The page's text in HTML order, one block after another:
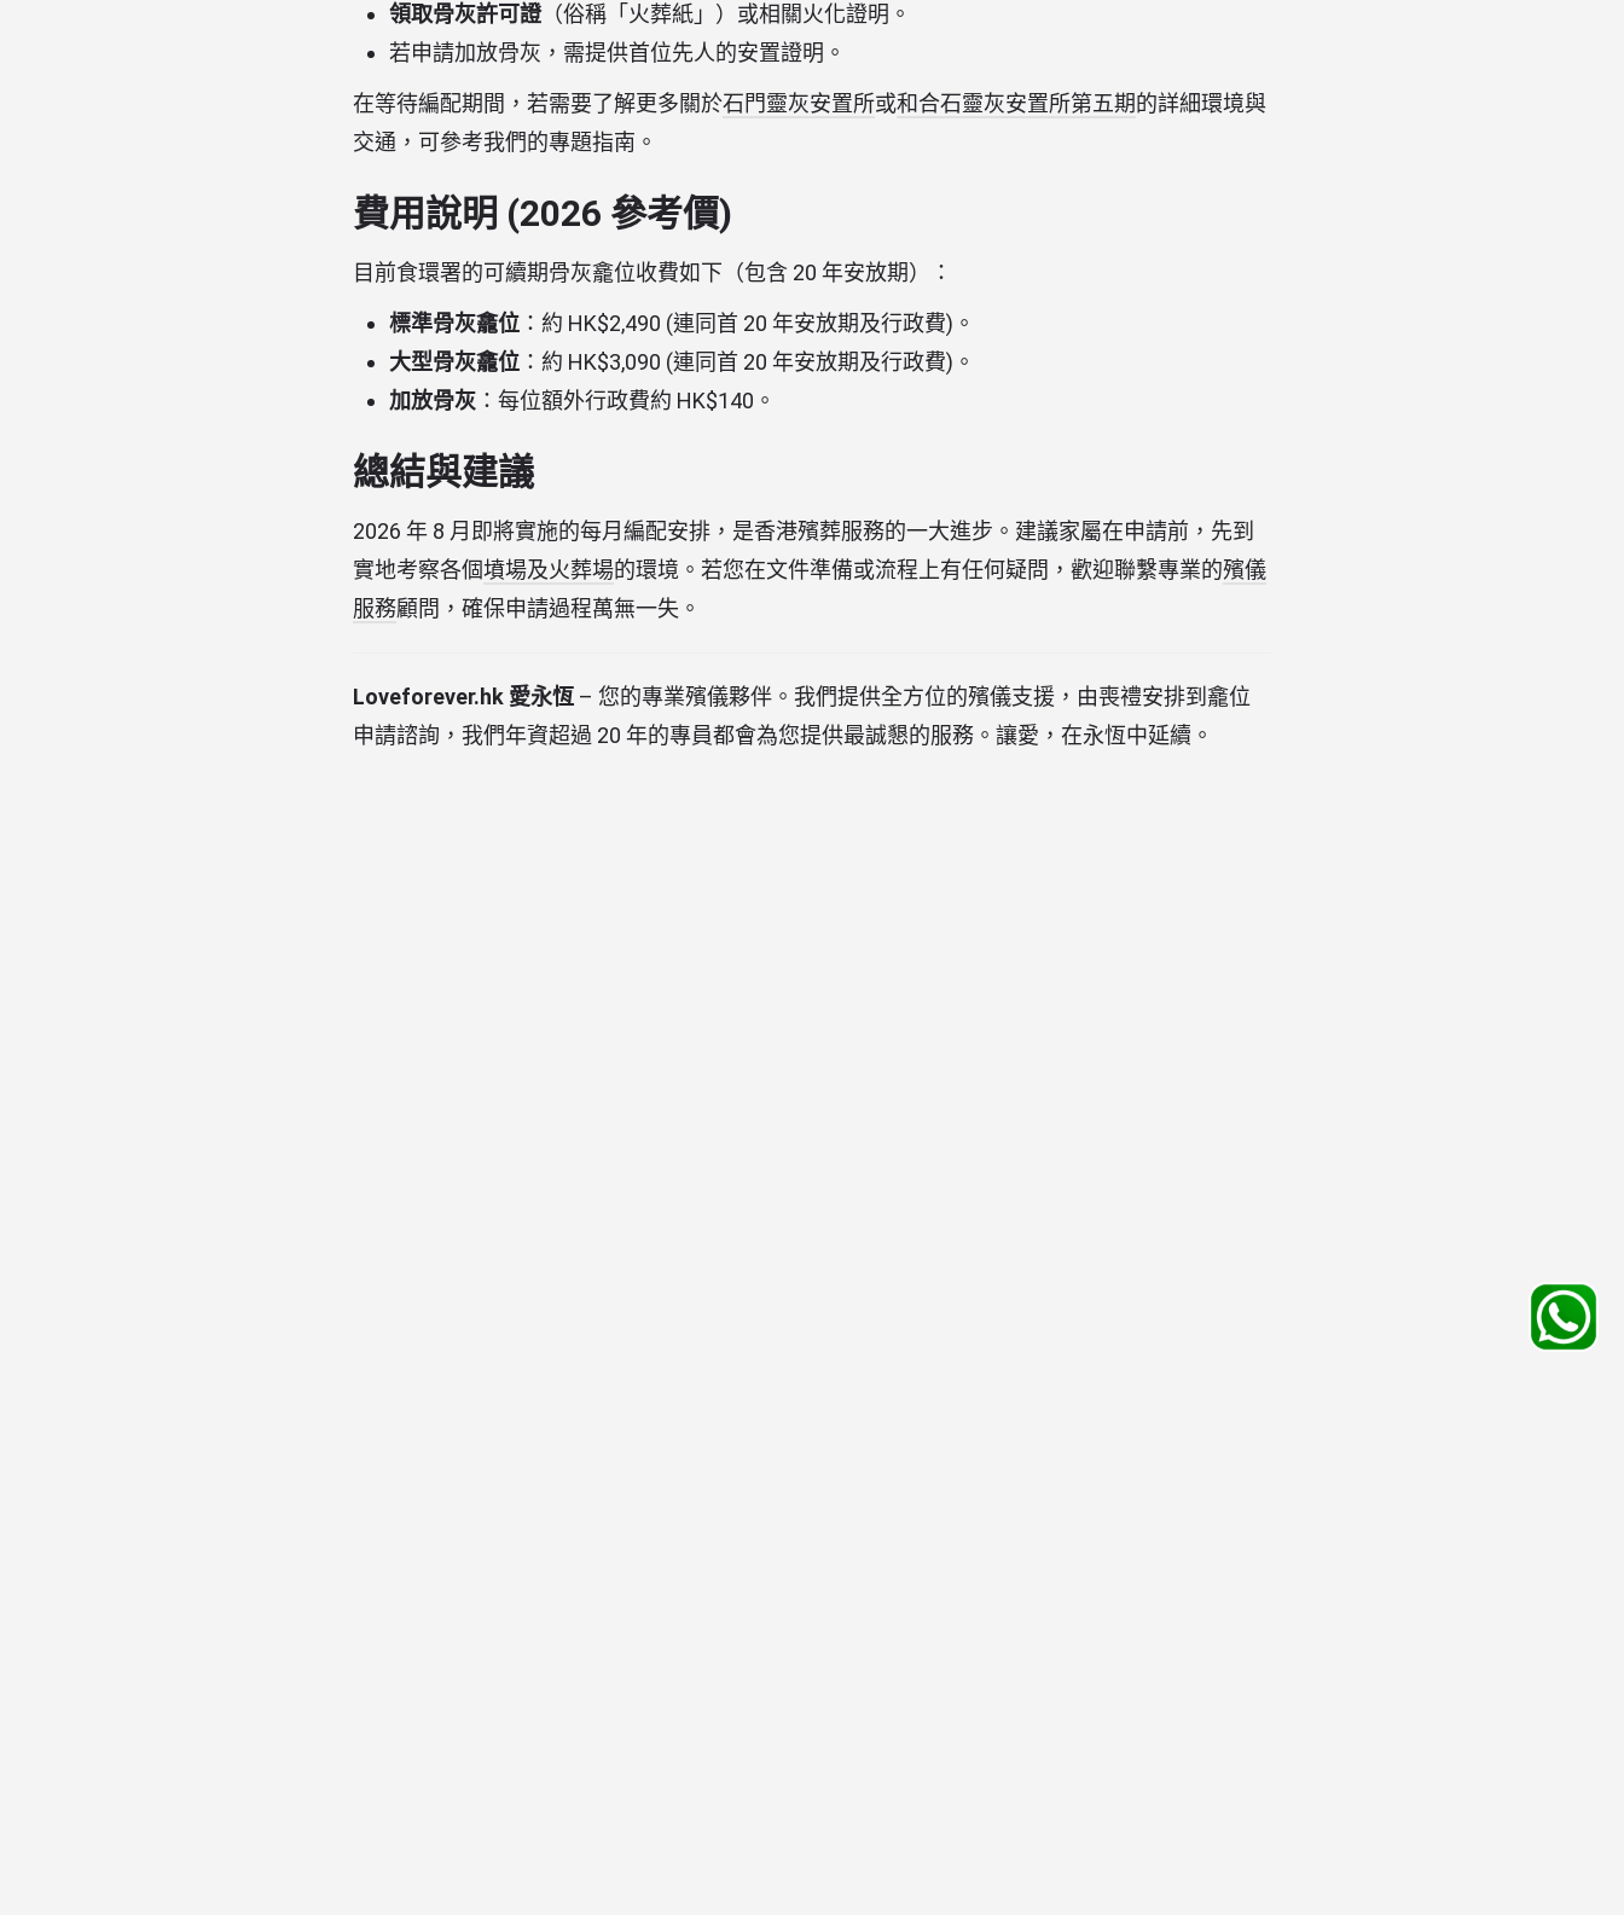
領取骨灰許可證（俗稱「火葬紙」）或相關火化證明。
若申請加放骨灰，需提供首位先人的安置證明。
在等待編配期間，若需要了解更多關於石門靈灰安置所或和合石靈灰安置所第五期的詳細環境與
交通，可參考我們的專題指南。
費用說明 (2026 參考價)
目前食環署的可續期骨灰龕位收費如下（包含 20 年安放期）：
標準骨灰龕位 ：約 HK$2,490 (連同首 20 年安放期及行政費)。
大型骨灰龕位 ：約 HK$3,090 (連同首 20 年安放期及行政費)。
加放骨灰 ：每位額外行政費約 HK$140。
總結與建議
2026 年 8 月即將實施的每月編配安排，是香港殯葬服務的一大進步。建議家屬在申請前，先到
實地考察各個墳場及火葬場的環境。若您在文件準備或流程上有任何疑問，歡迎聯繫專業的殯儀
服務顧問，確保申請過程萬無一失。
Loveforever.hk 愛永恆 – 您的專業殯儀夥伴。我們提供全方位的殯儀支援，由喪禮安排到龕位
申請諮詢，我們年資超過 20 年的專員都會為您提供最誠懇的服務。讓愛，在永恆中延續。